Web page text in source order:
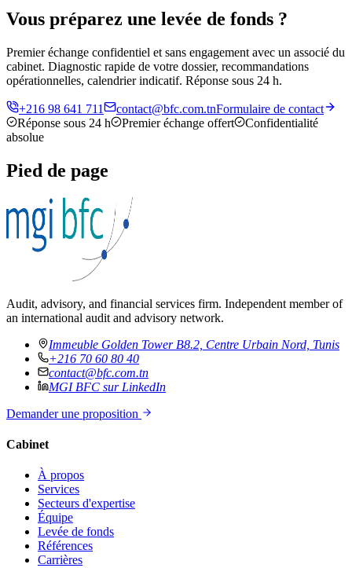
Vous préparez une levée de fonds ?
Premier échange confidentiel et sans engagement avec un associé du
cabinet. Diagnostic rapide de votre dossier, recommandations
opérationnelles, calendrier indicatif. Réponse sous 24 h.
+216 98 641 711 contact@bfc.com.tnFormulaire de contact
Réponse sous 24 h
Premier échange offert
Confidentialité
absolue
Pied de page
Audit, advisory, and financial services firm. Independent member of
an international audit and advisory network.
Immeuble Golden Tower B8.2, Centre Urbain Nord, Tunis
+216 70 60 80 40
contact@bfc.com.tn
MGI BFC sur LinkedIn
Demander une proposition
Cabinet
À propos
Services
Secteurs d'expertise
Équipe
Levée de fonds
Références
Carrières